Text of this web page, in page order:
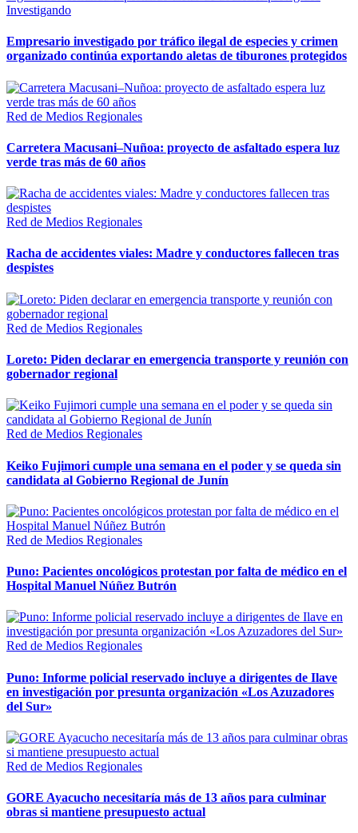
Investigando
Empresario investigado por tráfico ilegal de especies y crimen
organizado continúa exportando aletas de tiburones protegidos
Red de Medios Regionales
Carretera Macusani–Nuñoa: proyecto de asfaltado espera luz
verde tras más de 60 años
Red de Medios Regionales
Racha de accidentes viales: Madre y conductores fallecen tras
despistes
Red de Medios Regionales
Loreto: Piden declarar en emergencia transporte y reunión con
gobernador regional
Red de Medios Regionales
Keiko Fujimori cumple una semana en el poder y se queda sin
candidata al Gobierno Regional de Junín
Red de Medios Regionales
Puno: Pacientes oncológicos protestan por falta de médico en el
Hospital Manuel Núñez Butrón
Red de Medios Regionales
Puno: Informe policial reservado incluye a dirigentes de Ilave
en investigación por presunta organización «Los Azuzadores
del Sur»
Red de Medios Regionales
GORE Ayacucho necesitaría más de 13 años para culminar
obras si mantiene presupuesto actual